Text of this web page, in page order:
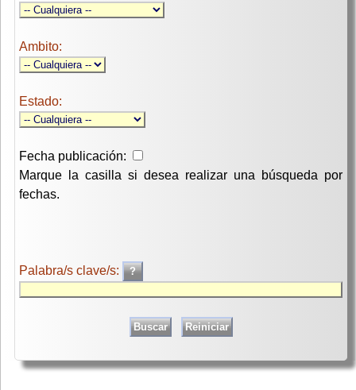
Ambito:
Estado:
Fecha publicación:
Marque la casilla si desea realizar una búsqueda por
fechas.
Palabra/s clave/s: